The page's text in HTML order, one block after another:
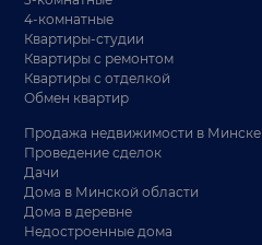
4-комнатные
Квартиры-студии
Квартиры с ремонтом
Квартиры с отделкой
Обмен квартир
Продажа недвижимости в Минске
Проведение сделок
Дачи
Дома в Минской области
Дома в деревне
Недостроенные дома